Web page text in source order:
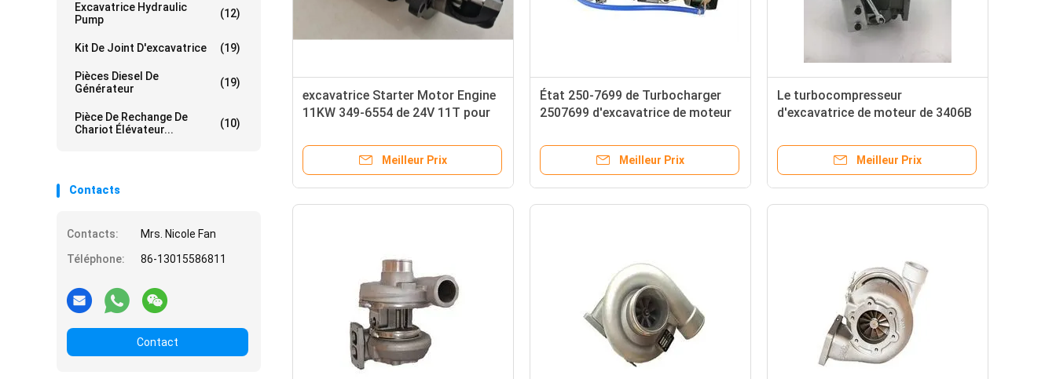
Excavatrice Hydraulic
Pump
(12)
Kit De Joint D'excavatrice (19)
Pièces Diesel De
Générateur
(19)
Pièce De Rechange De
Chariot Élévateur...
(10)
Contacts
Contacts:
Mrs. Nicole Fan
Téléphone:
86-13015586811
Contact
excavatrice Starter Motor Engine
11KW 349-6554 de 24V 11T pour
Meilleur Prix
État 250-7699 de Turbocharger
2507699 d'excavatrice de moteur
Meilleur Prix
Le turbocompresseur
d'excavatrice de moteur de 3406B
Meilleur Prix